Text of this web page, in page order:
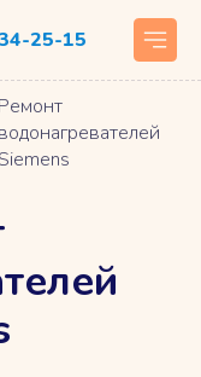
25-15
Ремонт
водонагревателей
Siemens